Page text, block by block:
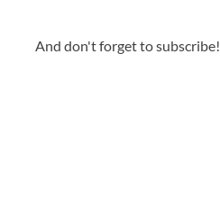
And don't forget to subscribe!